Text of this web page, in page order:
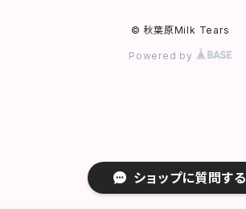
ショップに質問する
© 秋葉原Milk Tears
Powered by